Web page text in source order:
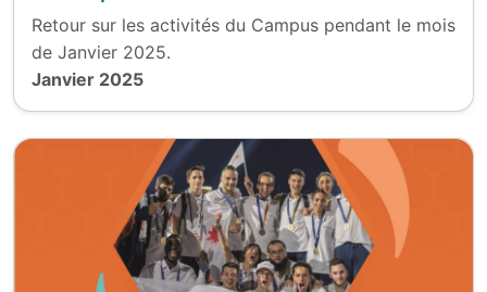
Retour sur les activités du Campus pendant le mois
de Janvier 2025.
Janvier 2025